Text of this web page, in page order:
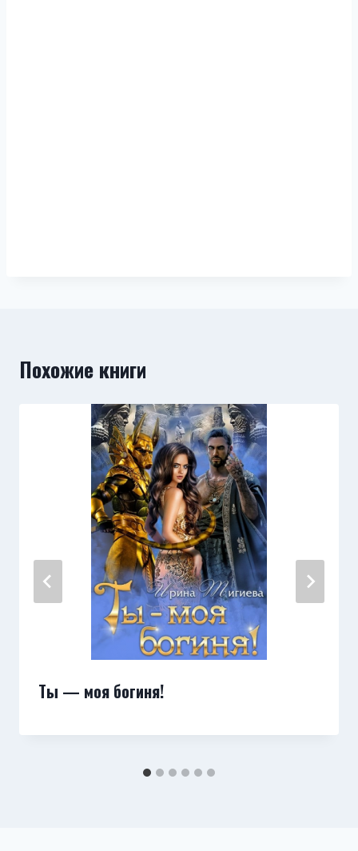
Похожие книги
Ты — моя богиня!